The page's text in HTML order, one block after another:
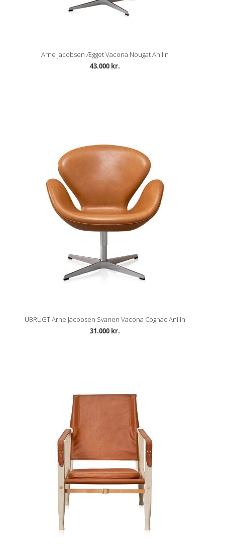
Arne Jacobsen Ægget Vacona Nougat Anilin
43.000 kr.
UBRUGT Arne Jacobsen Svanen Vacona Cognac Anilin
31.000 kr.